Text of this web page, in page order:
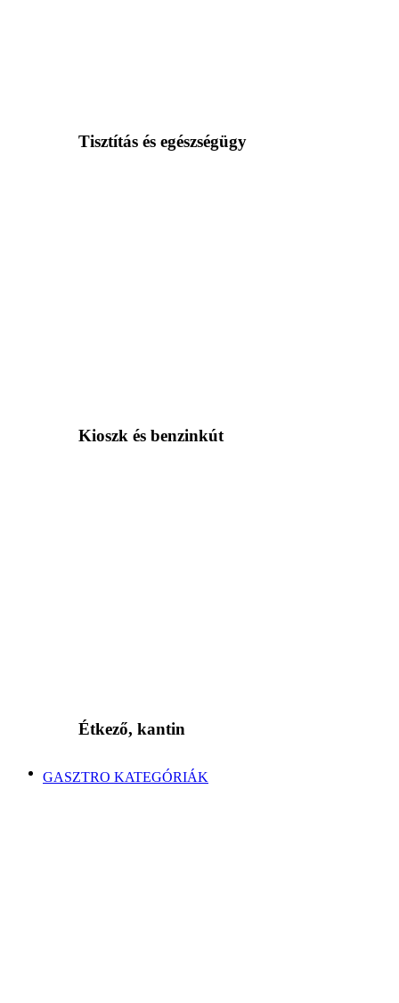
Tisztítás és egészségügy
Kioszk és benzinkút
Étkező, kantin
GASZTRO KATEGÓRIÁK